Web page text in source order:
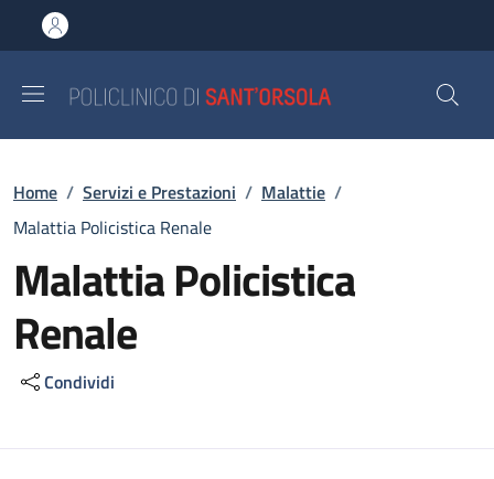
al contenuto principale
to footer content
Briciole di pane
Home / Servizi e Prestazioni / Malattie /
Malattia Policistica Renale
Malattia Policistica
Renale
Condividi